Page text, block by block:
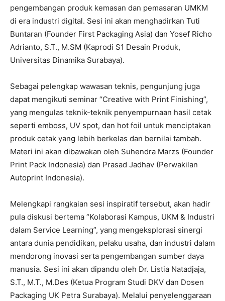
pengembangan produk kemasan dan pemasaran UMKM
di era industri digital. Sesi ini akan menghadirkan Tuti
Buntaran (Founder First Packaging Asia) dan Yosef Richo
Adrianto, S.T., M.SM (Kaprodi S1 Desain Produk,
Universitas Dinamika Surabaya).
Sebagai pelengkap wawasan teknis, pengunjung juga
dapat mengikuti seminar “Creative with Print Finishing”,
yang mengulas teknik-teknik penyempurnaan hasil cetak
seperti emboss, UV spot, dan hot foil untuk menciptakan
produk cetak yang lebih berkelas dan bernilai tambah.
Materi ini akan dibawakan oleh Suhendra Marzs (Founder
Print Pack Indonesia) dan Prasad Jadhav (Perwakilan
Autoprint Indonesia).
Melengkapi rangkaian sesi inspiratif tersebut, akan hadir
pula diskusi bertema “Kolaborasi Kampus, UKM & Industri
dalam Service Learning”, yang mengeksplorasi sinergi
antara dunia pendidikan, pelaku usaha, dan industri dalam
mendorong inovasi serta pengembangan sumber daya
manusia. Sesi ini akan dipandu oleh Dr. Listia Natadjaja,
S.T., M.T., M.Des (Ketua Program Studi DKV dan Dosen
Packaging UK Petra Surabaya). Melalui penyelenggaraan